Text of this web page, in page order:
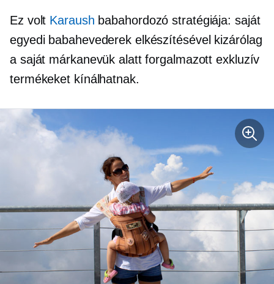
Ez volt Karaush babahordozó stratégiája: saját
egyedi babahevederek elkészítésével kizárólag
a saját márkanevük alatt forgalmazott exkluzív
termékeket kínálhatnak.